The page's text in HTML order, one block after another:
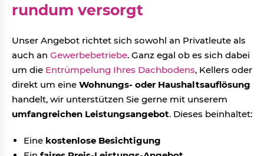
rundum versorgt
Unser Angebot richtet sich sowohl an Privatleute als
auch an Gewerbebetriebe. Ganz egal ob es sich dabei
um die Entrümpelung Ihres Dachbodens, Kellers oder
direkt um eine Wohnungs- oder Haushaltsauflösung
handelt, wir unterstützen Sie gerne mit unserem
umfangreichen Leistungsangebot. Dieses beinhaltet:
Eine kostenlose Besichtigung